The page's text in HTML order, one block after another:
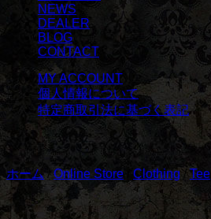
NEWS
DEALER
BLOG
CONTACT
MY ACCOUNT
個人情報について
特定商取引法に基づく表記
ホーム/Online Store Clothing/Tee